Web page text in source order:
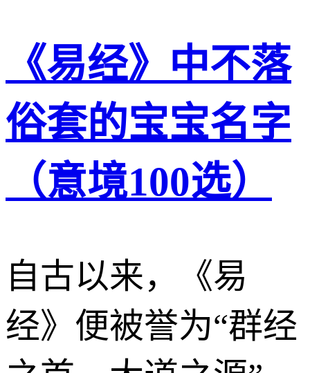
《易经》中不落
俗套的宝宝名字
（意境100选）
自古以来，《易
经》便被誉为“群经